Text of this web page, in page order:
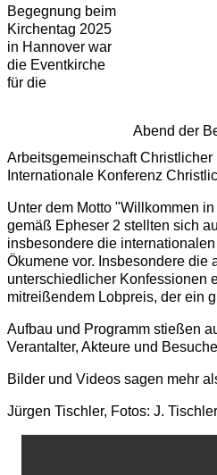
Abend der
Begegnung beim
Kirchentag 2025
in Hannover war
die Eventkirche
für die
Arbeitsgemeinschaft
Internationale Konferenz
Unter dem Motto "Willkommen
gemäß Epheser 2 stellten sich
insbesondere die
Ökumene vor. Insbesondere die
unterschiedlicher Konfessionen
mitreißendem Lobpreis, der ein
Aufbau und Programm stießen
Verantalter, Akteure und
Bilder und Videos sagen mehr
Jürgen Tischler, Fotos: J. Tischler